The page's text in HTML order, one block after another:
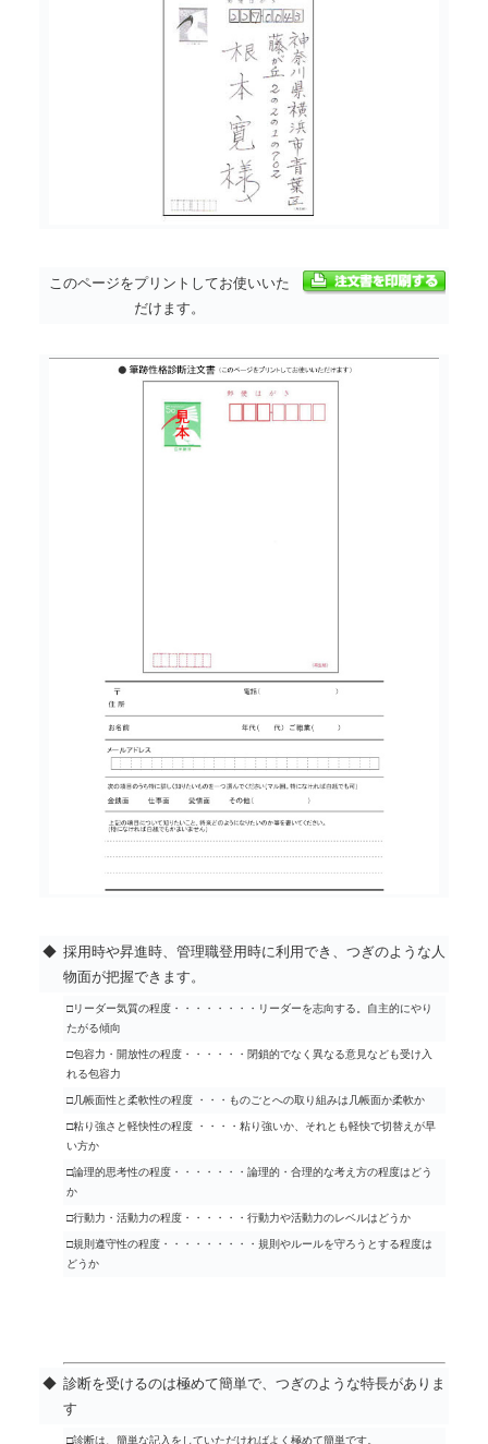
このページをプリントしてお使いいた
だけます。
◆ 採用時や昇進時、管理職登用時に利用でき、つぎのような人
物面が把握できます。
□リーダー気質の程度・・・・・・・・リーダーを志向する。自主的にやり
たがる傾向
□包容力・開放性の程度・・・・・・閉鎖的でなく異なる意見なども受け入
れる包容力
□几帳面性と柔軟性の程度 ・・・ものごとへの取り組みは几帳面か柔軟か
□粘り強さと軽快性の程度 ・・・・粘り強いか、それとも軽快で切替えが早
い方か
□論理的思考性の程度・・・・・・・論理的・合理的な考え方の程度はどう
か
□行動力・活動力の程度・・・・・・行動力や活動力のレベルはどうか
□規則遵守性の程度・・・・・・・・・規則やルールを守ろうとする程度は
どうか
◆ 診断を受けるのは極めて簡単で、つぎのような特長がありま
す
□診断は、簡単な記入をしていただければよく極めて簡単です。